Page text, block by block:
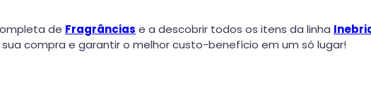
de Fragrâncias e a descobrir todos os itens da linha
compra e garantir o melhor custo-benefício em um só lugar!